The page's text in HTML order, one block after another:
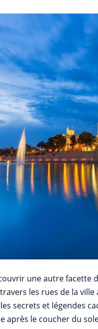
une autre facette
les rues de la
secrets et légendes
après le coucher du